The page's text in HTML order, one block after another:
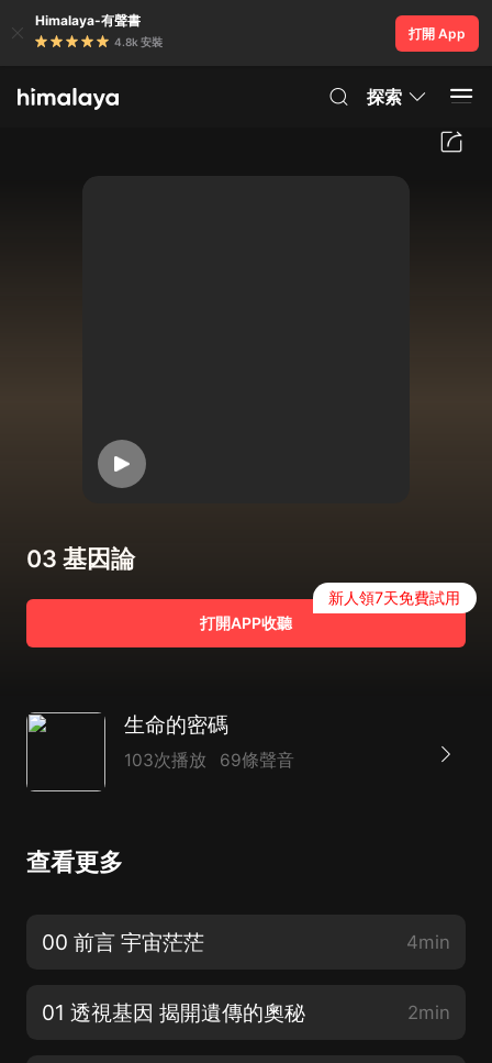
Himalaya-有聲書
4.8k 安裝
打開 App
探索
03 基因論
打開APP收聽
新人領7天免費試用
生命的密碼
103次播放 69條聲音
查看更多
00 前言 宇宙茫茫 4min
01 透視基因 揭開遺傳的奧秘 2min